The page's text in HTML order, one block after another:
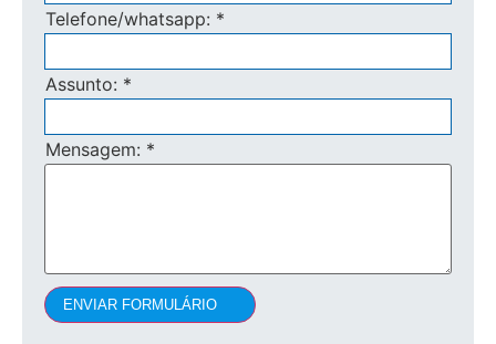
Telefone/whatsapp: *
Assunto: *
Mensagem: *
ENVIAR FORMULÁRIO